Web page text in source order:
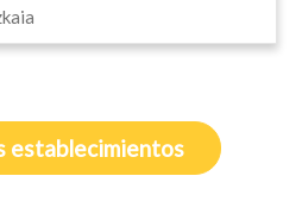
establecimientos